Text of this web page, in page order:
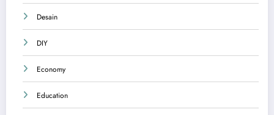
Desain
DIY
Economy
Education